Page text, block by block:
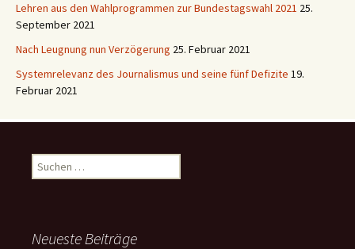
Lehren aus den Wahlprogrammen zur Bundestagswahl 2021 25.
September 2021
Nach Leugnung nun Verzögerung 25. Februar 2021
Systemrelevanz des Journalismus und seine fünf Defizite 19.
Februar 2021
Suchen
nach:
Neueste Beiträge